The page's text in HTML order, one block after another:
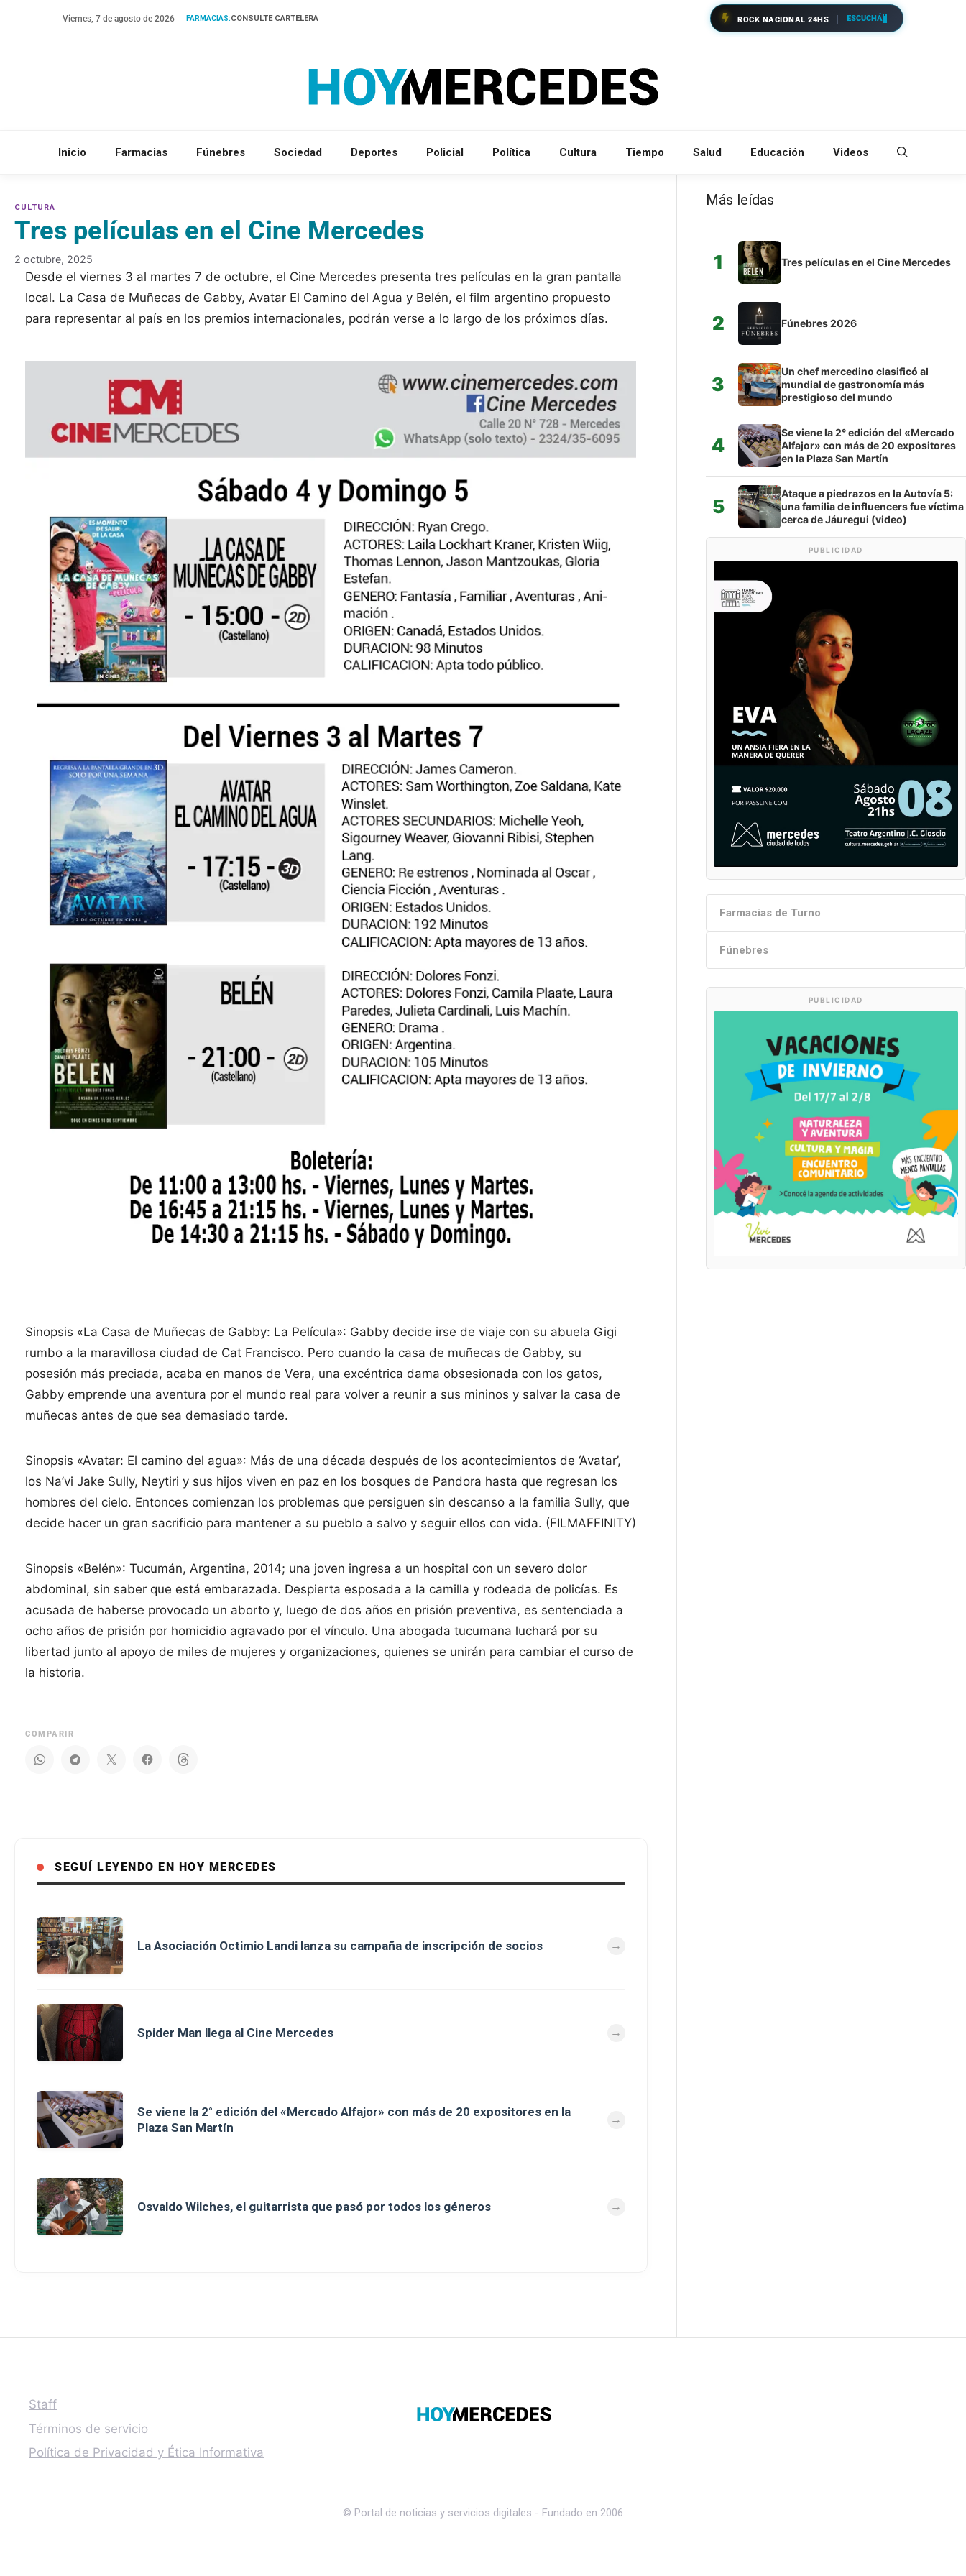
Viernes, 7 de agosto de 2026 FARMACIAS:CONSULTE CARTELERA ROCK NACIONAL 24HS ESCUCHÁ
Inicio Farmacias Fúnebres Sociedad Deportes Policial Política Cultura Tiempo Salud Educación Videos
Tres películas en el Cine Mercedes
2 octubre, 2025
Desde el viernes 3 al martes 7 de octubre, el Cine Mercedes presenta tres películas en la gran pantalla
local. La Casa de Muñecas de Gabby, Avatar El Camino del Agua y Belén, el film argentino propuesto
para representar al país en los premios internacionales, podrán verse a lo largo de los próximos días.
Sinopsis «La Casa de Muñecas de Gabby: La Película»: Gabby decide irse de viaje con su abuela Gigi
rumbo a la maravillosa ciudad de Cat Francisco. Pero cuando la casa de muñecas de Gabby, su
posesión más preciada, acaba en manos de Vera, una excéntrica dama obsesionada con los gatos,
Gabby emprende una aventura por el mundo real para volver a reunir a sus mininos y salvar la casa de
muñecas antes de que sea demasiado tarde.
Sinopsis «Avatar: El camino del agua»: Más de una década después de los acontecimientos de ‘Avatar’,
los Na’vi Jake Sully, Neytiri y sus hijos viven en paz en los bosques de Pandora hasta que regresan los
hombres del cielo. Entonces comienzan los problemas que persiguen sin descanso a la familia Sully, que
decide hacer un gran sacrificio para mantener a su pueblo a salvo y seguir ellos con vida. (FILMAFFINITY)
Sinopsis «Belén»: Tucumán, Argentina, 2014; una joven ingresa a un hospital con un severo dolor
abdominal, sin saber que está embarazada. Despierta esposada a la camilla y rodeada de policías. Es
acusada de haberse provocado un aborto y, luego de dos años en prisión preventiva, es sentenciada a
ocho años de prisión por homicidio agravado por el vínculo. Una abogada tucumana luchará por su
libertad junto al apoyo de miles de mujeres y organizaciones, quienes se unirán para cambiar el curso de
la historia.
COMPARIR
SEGUÍ LEYENDO EN HOY MERCEDES
La Asociación Octimio Landi lanza su campaña de inscripción de socios
Spider Man llega al Cine Mercedes
Se viene la 2° edición del «Mercado Alfajor» con más de 20 expositores en la
Plaza San Martín
Osvaldo Wilches, el guitarrista que pasó por todos los géneros
Más leídas
1 Tres películas en el Cine Mercedes
2 Fúnebres 2026
3
Un chef mercedino clasificó al
mundial de gastronomía más
prestigioso del mundo
4
Se viene la 2° edición del «Mercado
Alfajor» con más de 20 expositores
en la Plaza San Martín
5
Ataque a piedrazos en la Autovía 5:
una familia de influencers fue víctima
cerca de Jáuregui (video)
PUBLICIDAD
Farmacias de Turno
Fúnebres
PUBLICIDAD
Staff
Términos de servicio
Política de Privacidad y Ética Informativa
© Portal de noticias y servicios digitales - Fundado en 2006